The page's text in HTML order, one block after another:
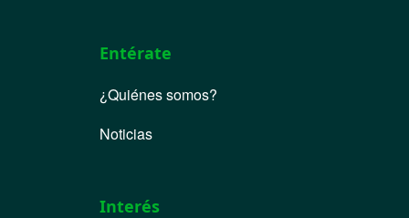
Entérate
¿Quiénes somos?
Noticias
Interés